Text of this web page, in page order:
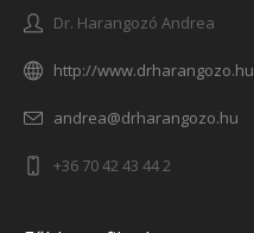
Dr. Harangozó Andrea
http://www.drharangozo.hu
andrea@drharangozo.hu
+36 70 42 43 44 2